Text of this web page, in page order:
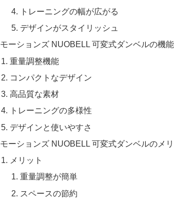
トレーニングの幅が広がる
デザインがスタイリッシュ
モーションズ NUOBELL 可変式ダンベルの機
重量調整機能
コンパクトなデザイン
高品質な素材
トレーニングの多様性
デザインと使いやすさ
モーションズ NUOBELL 可変式ダンベルのメ
メリット
重量調整が簡単
スペースの節約